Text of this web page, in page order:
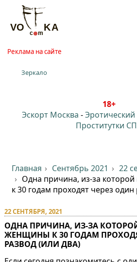
Реклама на сайте
Зеркало
18+
Эскорт Москва -
Проститутки
Главная Сентябрь 2021
22
Одна причина, из-за
к 30 годам проходят через один
22 СЕНТЯБРЯ, 2021
ОДНА ПРИЧИНА, ИЗ-ЗА
ЖЕНЩИНЫ К 30 ГОДАМ
РАЗВОД (ИЛИ ДВА)